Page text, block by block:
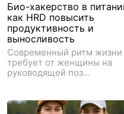
Био-хакерство в
как HRD повысить
продуктивность и
выносливость
Современный ритм жизни
требует от женщины на
руководящей поз...